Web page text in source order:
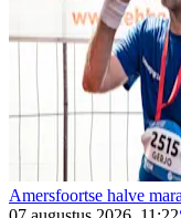
Amersfoortse halve